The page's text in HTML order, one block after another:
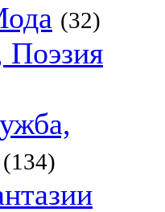
(32)
Поэзия
(134)